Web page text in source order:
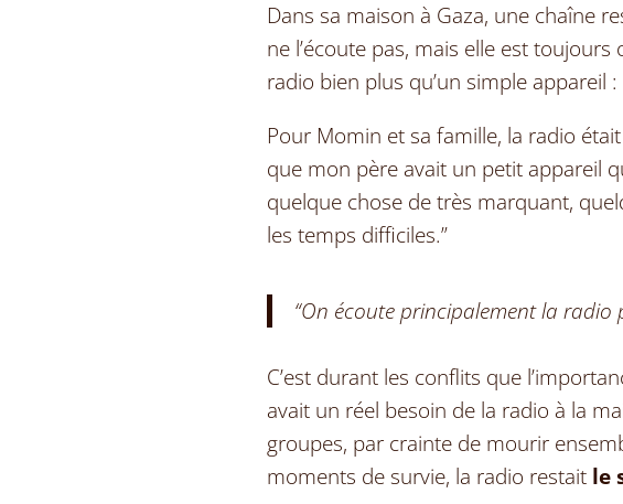
Dans sa maison à Gaza, une chaîne
ne l’écoute pas, mais elle est
radio bien plus qu’un simple appareil :
Pour Momin et sa famille, la radio
que mon père avait un petit appareil
quelque chose de très marquant,
les temps difficiles.”
“On écoute principalement la radio
C’est durant les conflits que l’
avait un réel besoin de la radio à la
groupes, par crainte de mourir
moments de survie, la radio restait le